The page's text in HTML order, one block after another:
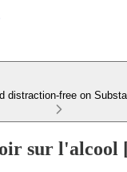
distraction-free on
sur l'alcool